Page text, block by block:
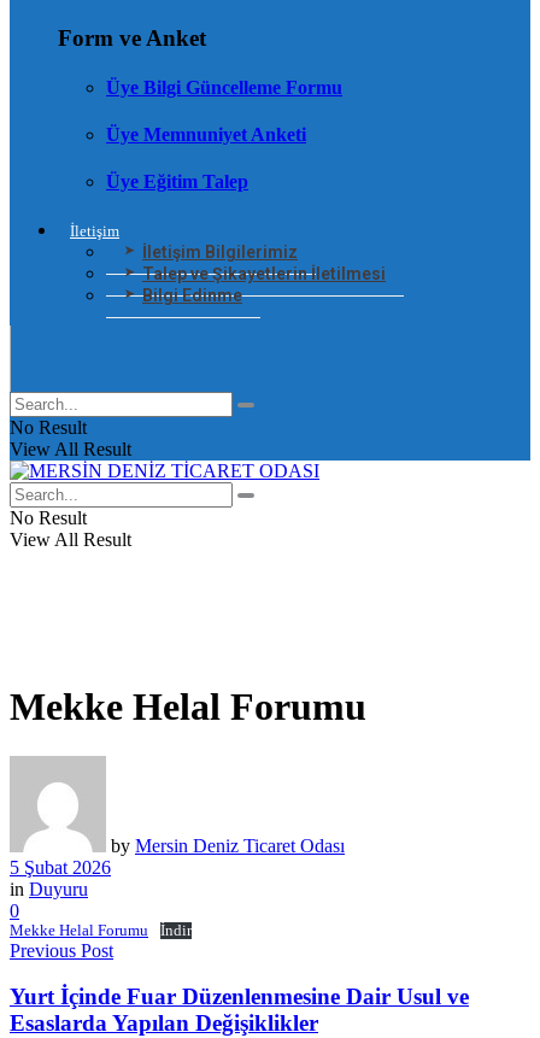
Form ve Anket
Üye Bilgi Güncelleme Formu
Üye Memnuniyet Anketi
Üye Eğitim Talep
İletişim
İletişim Bilgilerimiz
Talep ve Şikayetlerin İletilmesi
Bilgi Edinme
No Result
View All Result
No Result
View All Result
Mekke Helal Forumu
by Mersin Deniz Ticaret Odası
5 Şubat 2026
in Duyuru
0
Mekke Helal Forumu İndir
Previous Post
Yurt İçinde Fuar Düzenlenmesine Dair Usul ve
Esaslarda Yapılan Değişiklikler